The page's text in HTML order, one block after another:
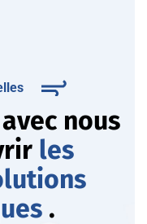
nous
les
.